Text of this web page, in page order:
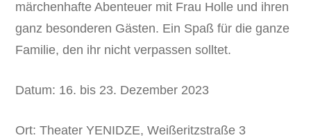
märchenhafte Abenteuer mit Frau Holle und ihren
ganz besonderen Gästen. Ein Spaß für die ganze
Familie, den ihr nicht verpassen solltet.
Datum: 16. bis 23. Dezember 2023
Ort: Theater YENIDZE, Weißeritzstraße 3